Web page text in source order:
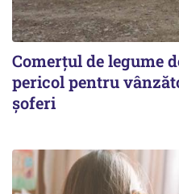
Comerțul de legume
pericol pentru
șoferi